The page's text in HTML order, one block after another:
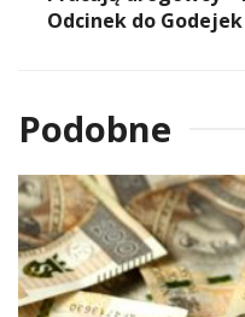
Odcinek do
Podobne